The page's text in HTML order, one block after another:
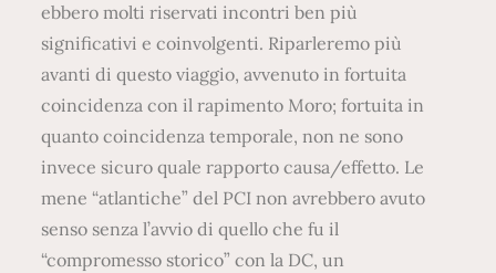
ebbero molti riservati incontri ben più
significativi e coinvolgenti. Riparleremo più
avanti di questo viaggio, avvenuto in fortuita
coincidenza con il rapimento Moro; fortuita in
quanto coincidenza temporale, non ne sono
invece sicuro quale rapporto causa/effetto. Le
mene “atlantiche” del PCI non avrebbero avuto
senso senza l’avvio di quello che fu il
“compromesso storico” con la DC, un